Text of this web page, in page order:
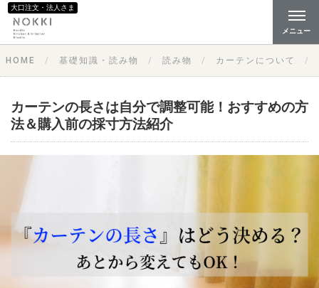
大口注文・法人さま
メニュー
HOME 基礎知識・読み物 読み物 カーテンについて
カーテンの長さは自分で調整可能！おすすめの方
法＆購入前の採寸方法紹介